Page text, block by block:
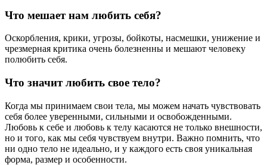
Что мешает нам любить себя?
Оскорбления, крики, угрозы, бойкоты, насмешки, унижение и
чрезмерная критика очень болезненны и мешают человеку
полюбить себя.
Что значит любить свое тело?
Когда мы принимаем свои тела, мы можем начать чувствовать
себя более уверенными, сильными и освобожденными.
Любовь к себе и любовь к телу касаются не только внешности,
но и того, как мы себя чувствуем внутри. Важно помнить, что
ни одно тело не идеально, и у каждого есть своя уникальная
форма, размер и особенности.